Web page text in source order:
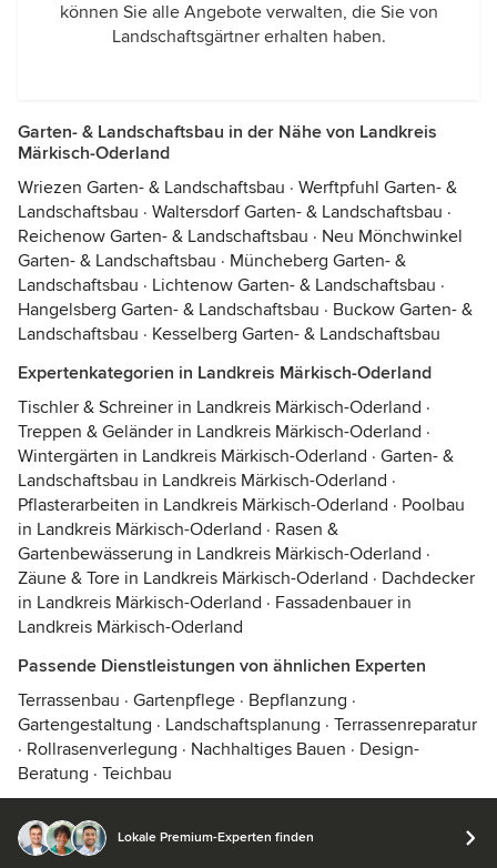
können Sie alle Angebote verwalten, die Sie von
Landschaftsgärtner erhalten haben.
Garten- & Landschaftsbau in der Nähe von Landkreis
Märkisch-Oderland
Wriezen Garten- & Landschaftsbau · Werftpfuhl Garten- &
Landschaftsbau · Waltersdorf Garten- & Landschaftsbau ·
Reichenow Garten- & Landschaftsbau · Neu Mönchwinkel
Garten- & Landschaftsbau · Müncheberg Garten- &
Landschaftsbau · Lichtenow Garten- & Landschaftsbau ·
Hangelsberg Garten- & Landschaftsbau · Buckow Garten- &
Landschaftsbau · Kesselberg Garten- & Landschaftsbau
Expertenkategorien in Landkreis Märkisch-Oderland
Tischler & Schreiner in Landkreis Märkisch-Oderland ·
Treppen & Geländer in Landkreis Märkisch-Oderland ·
Wintergärten in Landkreis Märkisch-Oderland · Garten- &
Landschaftsbau in Landkreis Märkisch-Oderland ·
Pflasterarbeiten in Landkreis Märkisch-Oderland · Poolbau
in Landkreis Märkisch-Oderland · Rasen &
Gartenbewässerung in Landkreis Märkisch-Oderland ·
Zäune & Tore in Landkreis Märkisch-Oderland · Dachdecker
in Landkreis Märkisch-Oderland · Fassadenbauer in
Landkreis Märkisch-Oderland
Passende Dienstleistungen von ähnlichen Experten
Terrassenbau · Gartenpflege · Bepflanzung ·
Gartengestaltung · Landschaftsplanung · Terrassenreparatur
· Rollrasenverlegung · Nachhaltiges Bauen · Design-
Beratung · Teichbau
Lokale Premium-Experten finden
© 2026 Houzz Inc.